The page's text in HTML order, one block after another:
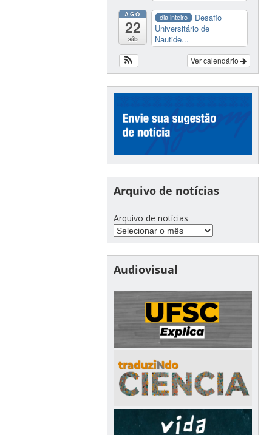
AGO
22
sáb
dia inteiro
Desafio
Universitário de
Nautide...
Ver calendário
Arquivo de notícias
Arquivo de notícias
Audiovisual